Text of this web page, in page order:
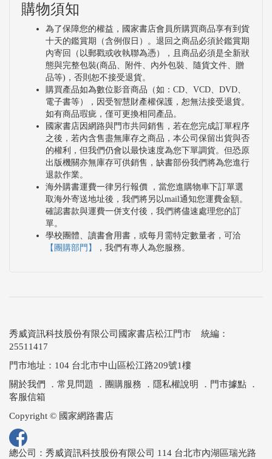
購物須知
為了保障您的權益，國家書店會員所購買商品享有到貨
十天的鑑賞期（含例假日）。退回之商品必須於鑑賞期
內寄回（以郵戳或收執聯為憑），且商品必須是全新狀
態與完整包裝(商品、附件、內外包裝、隨貨文件、贈
品等)，否則恕不接受退貨。
購買產品如為數位影音商品（如：CD、VCD、DVD、
電子書等），因受智慧財產權保護，恕無法接受退貨。
如有商品瑕疵，僅可更換相同產品。
國家書店因網路與門市共同銷售，若在您完成訂單程序
之後，若內含售盡無庫存之商品，本公司保留出貨與否
的權利，但我們仍會以最快速度為您下單調貨。但恐原
出版機關亦無庫存可供銷售，缺書部份我們將為您進行
退款作業。
海外購書運費一律另行報價 ，當您進購物車下訂單選
取海外寄送地址後，我們將另以mail通知您運費金額。
確認書款與運費一併支付後，我們將儘速處理您的訂
單。
學校團體、讀書會用書，或每月需特定數量者，可洽
【團購部門】
，我們有專人為您服務。
秀威資訊科技股份有限公司國家書店松江門市 統編：
25511417
門市地址：104 台北市中山區松江路209號1樓
關於我們
． 常見問題 ． 團購服務 ． 隱私權說明 ． 門市據點 ．
客服信箱
Copyright © 國家網路書店
總公司：秀威資訊科技股份有限公司 114 台北市內湖區瑞光路